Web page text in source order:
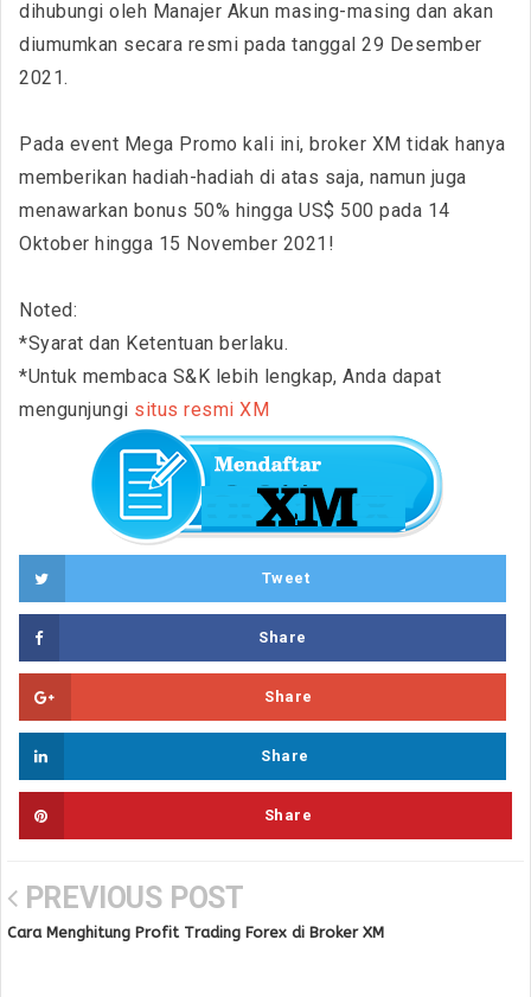
dihubungi oleh Manajer Akun masing-masing dan akan
diumumkan secara resmi pada tanggal 29 Desember
2021.
Pada event Mega Promo kali ini, broker XM tidak hanya
memberikan hadiah-hadiah di atas saja, namun juga
menawarkan bonus 50% hingga US$ 500 pada 14
Oktober hingga 15 November 2021!
Noted:
*Syarat dan Ketentuan berlaku.
*Untuk membaca S&K lebih lengkap, Anda dapat
mengunjungi situs resmi XM
Tweet
Share
Share
Share
Share
PREVIOUS POST
Cara Menghitung Profit Trading Forex di Broker XM